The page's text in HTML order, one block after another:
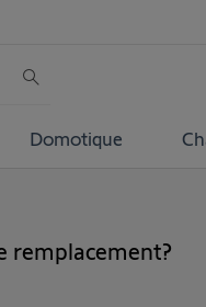
Domotique
remplacement?